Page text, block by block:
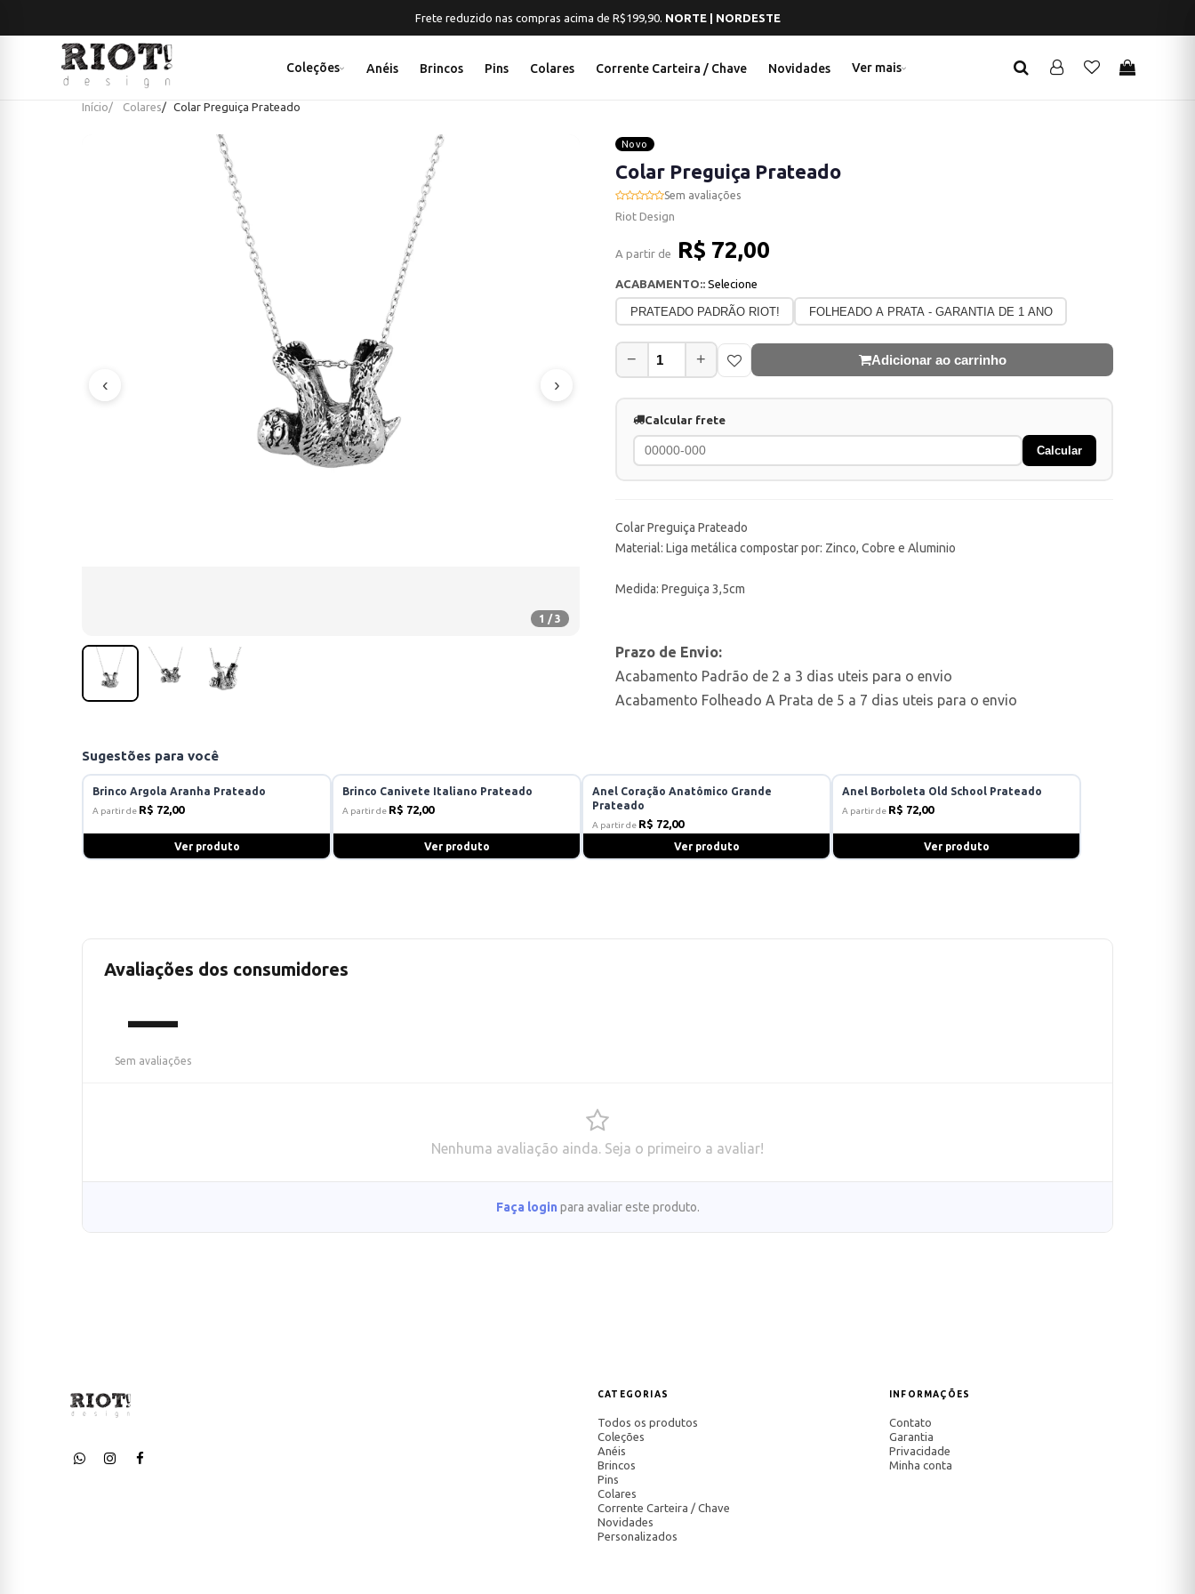
Frete reduzido nas compras acima de R$199,90. NORTE | NORDESTE
Coleções Anéis Brincos Pins Colares Corrente Carteira / Chave Novidades Ver mais
Início Colares Colar Preguiça Prateado
‹ ›
1 / 3
Novo
Colar Preguiça Prateado
Sem avaliações
Riot Design
A partir de R$ 72,00
ACABAMENTO:: Selecione
PRATEADO PADRÃO RIOT! FOLHEADO A PRATA - GARANTIA DE 1 ANO
− + Adicionar ao carrinho
Calcular frete
Calcular
Colar Preguiça Prateado
Material: Liga metálica compostar por: Zinco, Cobre e Aluminio
Medida: Preguiça 3,5cm
Prazo de Envio:
Acabamento Padrão de 2 a 3 dias uteis para o envio
Acabamento Folheado A Prata de 5 a 7 dias uteis para o envio
Sugestões para você
Brinco Argola Aranha Prateado
A partir de R$ 72,00
Ver produto
Brinco Canivete Italiano Prateado
A partir de R$ 72,00
Ver produto
Anel Coração Anatômico Grande
Prateado
A partir de R$ 72,00
Ver produto
Anel Borboleta Old School Prateado
A partir de R$ 72,00
Ver produto
Avaliações dos consumidores
—
Sem avaliações
Nenhuma avaliação ainda. Seja o primeiro a avaliar!
Faça login para avaliar este produto.
CATEGORIAS
Todos os produtos
Coleções
Anéis
Brincos
Pins
Colares
Corrente Carteira / Chave
Novidades
Personalizados
INFORMAÇÕES
Contato
Garantia
Privacidade
Minha conta